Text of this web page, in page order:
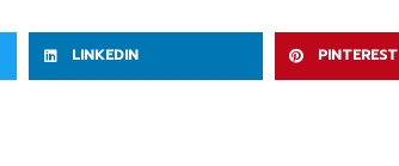
LINKEDIN PINTEREST